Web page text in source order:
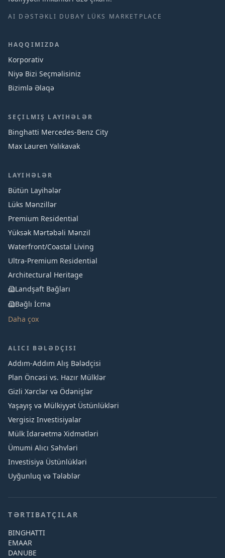
AI DƏSTƏKLI DUBAY LÜKS MARKETPLACE
HAQQIMIZDA
Korporativ
Niyə Bizi Seçməlisiniz
Bizimlə Əlaqə
SEÇILMIŞ LAYIHƏLƏR
Binghatti Mercedes‑Benz City
Max Lauren Yalıkavak
LAYIHƏLƏR
Bütün Layihələr
Lüks Mənzillər
Premium Residential
Yüksək Mərtəbəli Mənzil
Waterfront/Coastal Living
Ultra-Premium Residential
Architectural Heritage
Landşaft Bağları
Bağlı İcma
Daha çox
ALICI BƏLƏDÇISI
Addım-Addım Alış Bələdçisi
Plan Öncəsi vs. Hazır Mülklər
Gizli Xərclər və Ödənişlər
Yaşayış və Mülkiyyət Üstünlükləri
Vergisiz Investisiyalar
Mülk İdarəetmə Xidmətləri
Ümumi Alıcı Səhvləri
Investisiya Üstünlükləri
Uyğunluq və Tələblər
TƏRTIBATÇILAR
BINGHATTI
EMAAR
DANUBE